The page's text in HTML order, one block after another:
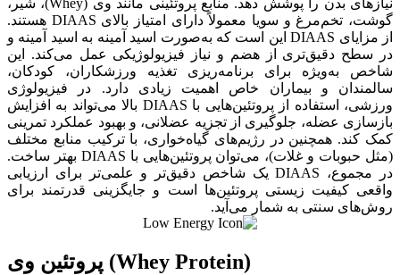
نیازهای بدن را پوشش دهد. منابع پروتئینی مانند وی (Whey)، شیر،
گوشت، تخم‌مرغ و سویا معمولاً دارای امتیاز بالای DIAAS هستند.
از مزایای DIAAS این است که به‌صورت اسید آمینه به اسید آمینه و
در سطح دقیق‌تری از هضم و نیاز فیزیولوژیکی عمل می‌کند. این
شاخص به‌ویژه برای برنامه‌ریزی تغذیه ورزشکاران، کودکان،
سالمندان و بیماران خاص اهمیت زیادی دارد. در فیزیولوژی
ورزشی، استفاده از پروتئین‌هایی با DIAAS بالا می‌تواند به افزایش
بازسازی عضله، جلوگیری از تجزیه عضلانی، و بهبود عملکرد تمرینی
کمک کند. همچنین در رژیم‌های گیاه‌خواری، با ترکیب منابع مختلف
(مثل حبوبات و غلات)، می‌توان پروتئین‌هایی با DIAAS بهتر ساخت.
در مجموع، DIAAS یک شاخص دقیق‌تر و علمی‌تر برای ارزیابی
واقعی کیفیت زیستی پروتئین‌ها است و جایگزینی قدرتمند برای
روش‌های سنتی به شمار می‌آید.
پروتئین وی (Whey Protein)